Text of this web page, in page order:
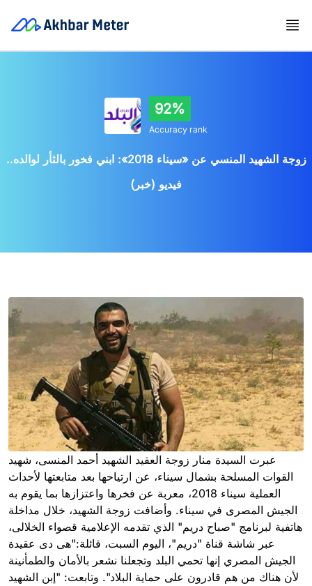
92%
Accuracy rank
زوجة الشهيد المنسي عن «سيناء 2018»: ابني فخور بالثأر لوالده..
فيديو (خبر)
عبرت السيدة منار زوجة العقيد الشهيد أحمد المنسى، شهيد
القوات المسلحة بشمال سيناء، عن ارتياحها بعد متابعتها لأحداث
العملية سيناء 2018، معربة عن فخرها واعتزازها بما يقوم به
الجيش المصرى في سيناء. وأضافت زوجة الشهيد، خلال مداخلة
هاتفية لبرنامج "صباح دريم" الذي تقدمه الإعلامية قصواء الخلالى،
عبر شاشة قناة "دريم"، اليوم السبت، قائلة:"هى دى عقيدة
الجيش المصري إنها تحمي البلد وتجعلنا نشعر بالأمان والطمأنينة
لأن هناك من هم قادرون على حماية البلاد". وتابعت: "إبن الشهيد